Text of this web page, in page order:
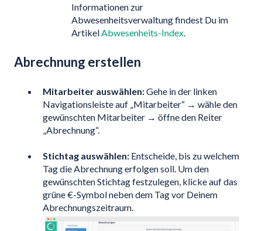
Informationen zur
Abwesenheitsverwaltung findest Du im
ArtikelAbwesenheits-Index.
Abrechnung erstellen
Mitarbeiter auswählen:Gehe in der linken
Navigationsleiste auf „Mitarbeiter“ → wähle den
gewünschten Mitarbeiter → öffne den Reiter
„Abrechnung“.
Stichtag auswählen: Entscheide, bis zu welchem
Tag die Abrechnung erfolgen soll. Um den
gewünschten Stichtag festzulegen, klicke auf das
grüne €-Symbol neben dem Tag vor Deinem
Abrechnungszeitraum.